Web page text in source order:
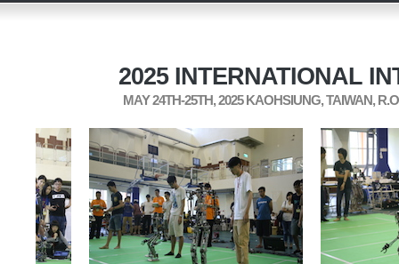
2025 INTERNATIONAL
MAY 24TH-25TH, 2025 KAOHSIUNG, TAIWAN,